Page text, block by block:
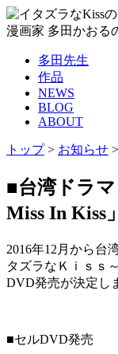
漫画家 多田かおる
多田先生
作品
NEWS
BLOG
ABOUT
トップ> お知らせ >
■台湾ドラ
Miss In Kiss
2016年12月から台
タズラなＫｉｓｓ
DVD発売が決定し
■セルDVD発売